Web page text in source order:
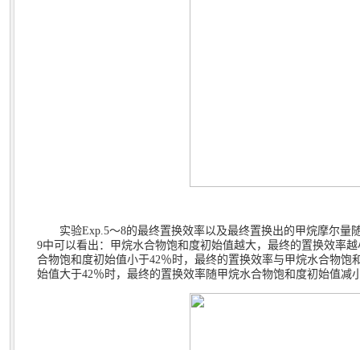
实验Exp.5～8的最终置换效率以及最终置换出的甲烷摩尔量
9中可以看出：甲烷水合物饱和度初始值越大，最终的置换效率
合物饱和度初始值小于42％时，最终的置换效率与甲烷水合物饱
始值大于42％时，最终的置换效率随甲烷水合物饱和度初始值减